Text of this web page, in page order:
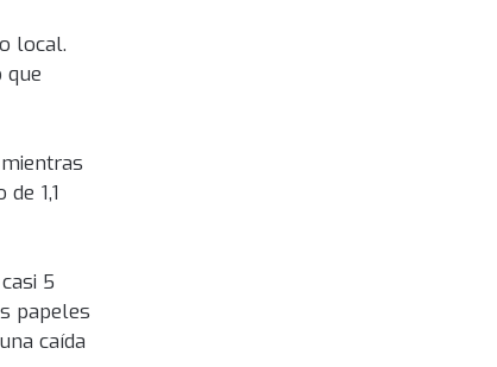
local.
que
1,1
5
papeles
caída